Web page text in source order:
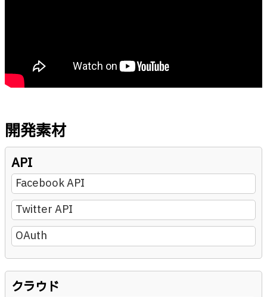
開発素材
API
Facebook API
Twitter API
OAuth
クラウド